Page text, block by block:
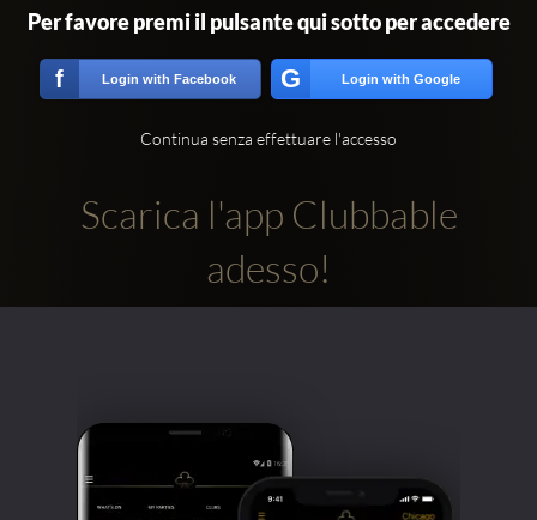
Social
network:
Per favore premi il pulsante qui sotto per accedere
f Login with Facebook G Login with Google
Continua senza effettuare l'accesso
Scarica l'app Clubbable
adesso!